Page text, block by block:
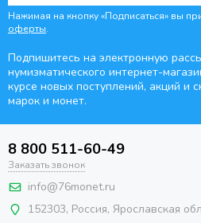
Нажимая на кнопку «Подписаться» вы
оферты.
Подпишитесь на электронную
нумизматического интернет-
курсе новых поступлений, акций и
марок и монет.
8 800 511-60-49
Заказать звонок
info@76monet.ru
152303, Россия, Ярославская